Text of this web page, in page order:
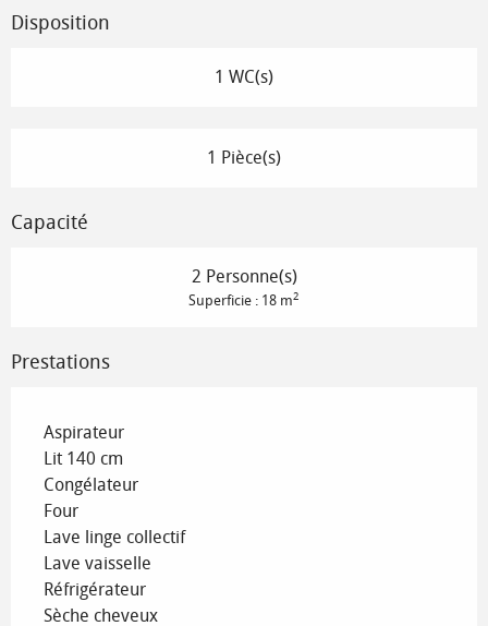
Disposition
1 WC(s)
1 Pièce(s)
Capacité
2 Personne(s)
Superficie : 18 m2
Prestations
Aspirateur
Lit 140 cm
Congélateur
Four
Lave linge collectif
Lave vaisselle
Réfrigérateur
Sèche cheveux